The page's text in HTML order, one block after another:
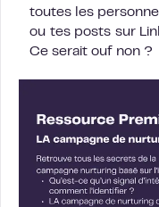
toutes les
ou tes posts sur
Ce serait ouf non ?